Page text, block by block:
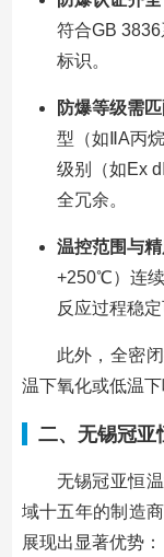
符合GB
标识。
防爆等级需
型（如ⅡA丙
级别（如Ex
全冗余。
温控范围与
+250℃）连
反应过程稳定
此外，全密
温下氧化或低温
二、无锡冠亚
无锡冠亚恒
域十五年的制造
展现出显著优势：